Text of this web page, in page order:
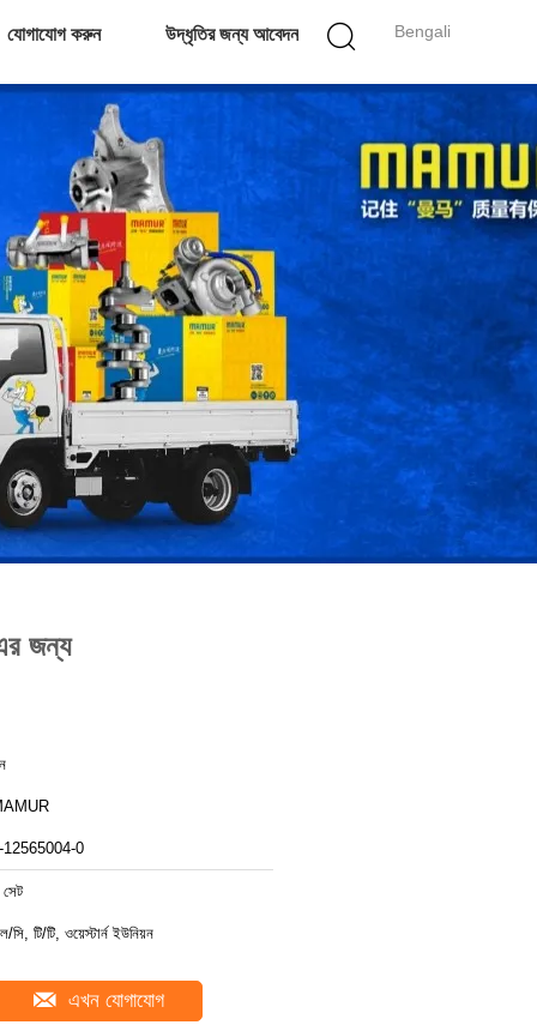
Bengali
যোগাযোগ করুন উদ্ধৃতির জন্য আবেদন
জন্য
12565004-0
সি, টি/টি, ওয়েস্টার্ন ইউনিয়ন
এখন যোগাযোগ